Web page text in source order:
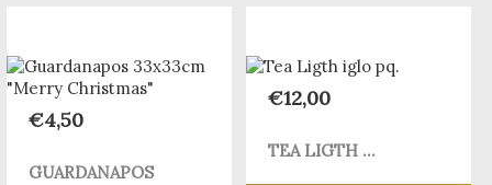
€4,50
GUARDANAPOS
€12,00
TEA LIGTH ...